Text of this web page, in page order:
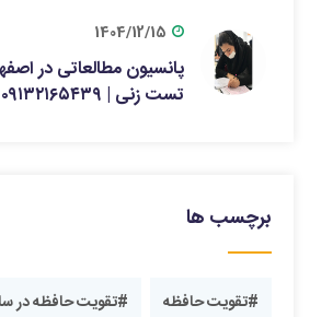
1404/12/15
پانسیون مطالعاتی در
تست زنی | ۰۹۱۳۲۱۶۵۴۳۹
برچسب ها
#تقویت حافظه #تقویت حافظه در